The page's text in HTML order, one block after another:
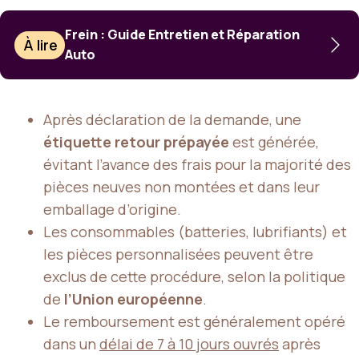
À lire
Frein : Guide Entretien et Réparation
Auto
Après déclaration de la demande, une
étiquette retour prépayée est générée,
évitant l’avance des frais pour la majorité des
pièces neuves non montées et dans leur
emballage d’origine.
Les consommables (batteries, lubrifiants) et
les pièces personnalisées peuvent être
exclus de cette procédure, selon la politique
de l’Union européenne.
Le remboursement est généralement opéré
dans un délai de 7 à 10 jours ouvrés après